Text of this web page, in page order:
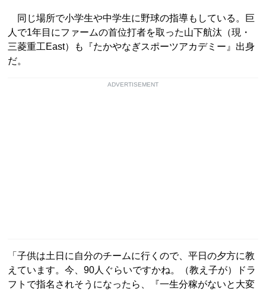
同じ場所で小学生や中学生に野球の指導もしている。巨
人で1年目にファームの首位打者を取った山下航汰（現・
三菱重工East）も『たかやなぎスポーツアカデミー』出身
だ。
ADVERTISEMENT
「子供は土日に自分のチームに行くので、平日の夕方に教
えています。今、90人ぐらいですかね。（教え子が）ドラ
フトで指名されそうになったら、『一生分稼がないと大変